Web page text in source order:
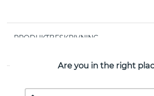
PRODUKTBESKRIVNING
Are you in the right